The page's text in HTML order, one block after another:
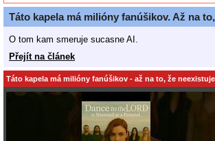
Táto kapela má milióny fanúšikov. Až na
O tom kam smeruje sucasne AI.
Přejít na článek
Táto kapela má milióny fanúšikov - až na to, že neexistuje